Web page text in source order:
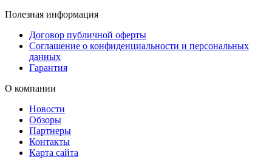
Полезная информация
Договор публичной оферты
Соглашение о конфиденциальности и персональных
данных
Гарантия
О компании
Новости
Обзоры
Партнеры
Контакты
Карта сайта